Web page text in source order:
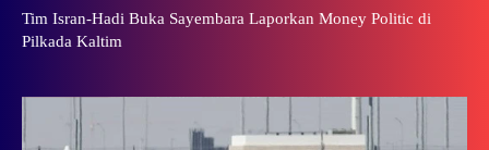
Tim Isran-Hadi Buka Sayembara Laporkan Money Politic di
Pilkada Kaltim